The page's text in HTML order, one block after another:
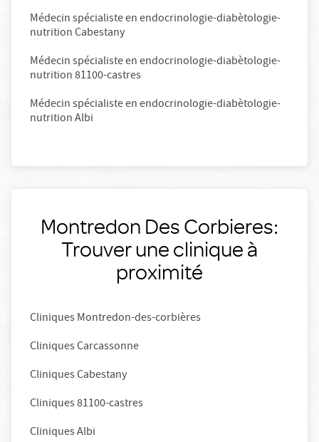
Médecin spécialiste en endocrinologie-diabètologie-
nutrition Cabestany
Médecin spécialiste en endocrinologie-diabètologie-
nutrition 81100-castres
Médecin spécialiste en endocrinologie-diabètologie-
nutrition Albi
Montredon Des Corbieres:
Trouver une clinique à
proximité
Cliniques Montredon-des-corbières
Cliniques Carcassonne
Cliniques Cabestany
Cliniques 81100-castres
Cliniques Albi